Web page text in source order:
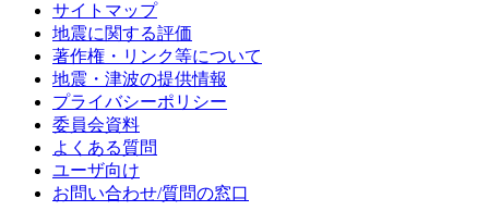
サイトマップ
地震に関する評価
著作権・リンク等について
地震・津波の提供情報
プライバシーポリシー
委員会資料
よくある質問
ユーザ向け
お問い合わせ/質問の窓口